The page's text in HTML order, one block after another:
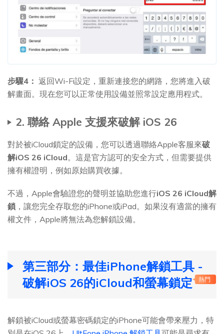
步驟4： 返回Wi-Fi設定，重新連接您的網路，您將進入破
解畫面。現在您可以正常使用設備並照常設定應用程式。
2. 聯絡 Apple 支援來破解 iOS 26
對於被iCloud鎖定的設備，您可以透過聯絡Apple客服來破
解iOS 26 iCloud。這是官方認可的安全方式，但需要提供
擁有權證明，例如原始購買收據。
不過，Apple會驗證您的聲明並協助您進行iOS 26 iCloud解
鎖 ，讓您完全存取您的iPhone或iPad。如果沒有適當的擁有
權文件，Apple將無法為您解鎖設備。
第三部分：最佳iPhone解鎖工具 -
破解iOS 26的iCloud和螢幕鎖定
熱門
解鎖被iCloud或螢幕密碼鎖定的iPhone可能會帶來壓力，特